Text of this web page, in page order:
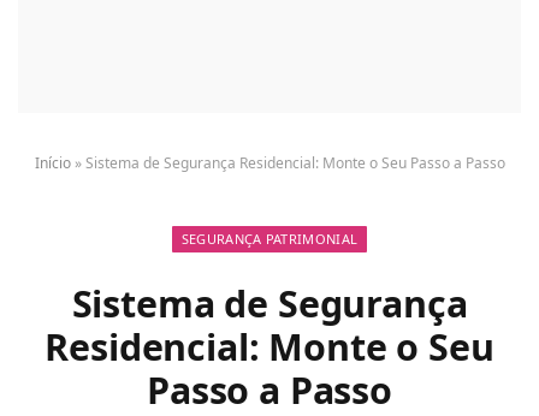
Início»Sistema de Segurança Residencial: Monte o Seu Passo a Passo
SEGURANÇA PATRIMONIAL
Sistema de Segurança
Residencial: Monte o Seu
Passo a Passo